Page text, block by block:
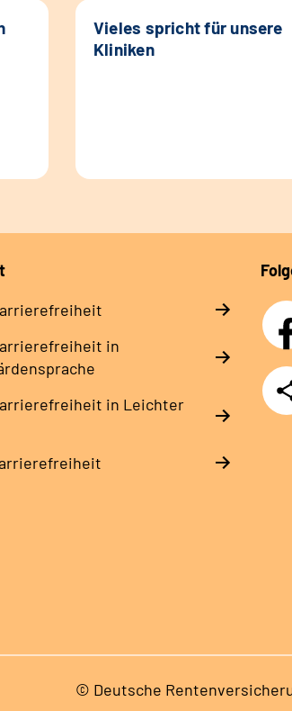
Vieles spricht für unsere
Kliniken
in
in Leichter
© Deutsche